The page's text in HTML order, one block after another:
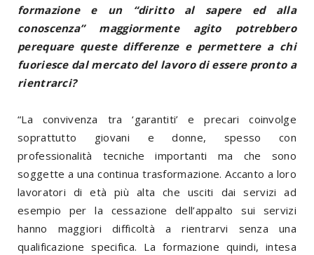
formazione e un “diritto al sapere ed alla
conoscenza” maggiormente agito potrebbero
perequare queste differenze e permettere a chi
fuoriesce dal mercato del lavoro di essere pronto a
rientrarci?
“La convivenza tra ‘garantiti’ e precari coinvolge
soprattutto giovani e donne, spesso con
professionalità tecniche importanti ma che sono
soggette a una continua trasformazione. Accanto a loro
lavoratori di età più alta che usciti dai servizi ad
esempio per la cessazione dell’appalto sui servizi
hanno maggiori difficoltà a rientrarvi senza una
qualificazione specifica. La formazione quindi, intesa